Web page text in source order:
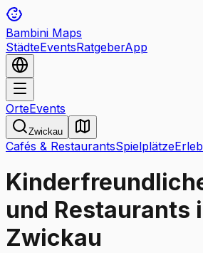
Bambini Maps
StädteEventsRatgeberApp
OrteEvents
Zwickau
Cafés & RestaurantsSpielplätze
und Restaurants
Zwickau